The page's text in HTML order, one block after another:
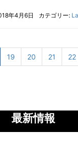
年4月6日 カテゴリー:
19 20 21 22
最新情報